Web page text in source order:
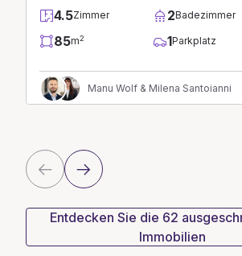
4.5Zimmer 2Badezimmer
85m2 1Parkplatz
Manu Wolf & Milena Santoianni
Entdecken Sie die 62
Immobilien